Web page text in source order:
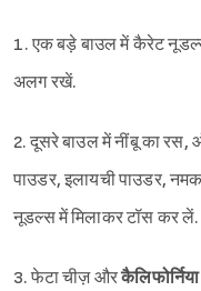
1. एक बड़े बाउल में कैरेट
अलग रखें.
2. दूसरे बाउल में नींबू का रस,
पाउडर, इलायची पाउडर,
नूडल्स में मिलाकर टॉस कर लें.
3. फेटा चीज़ और